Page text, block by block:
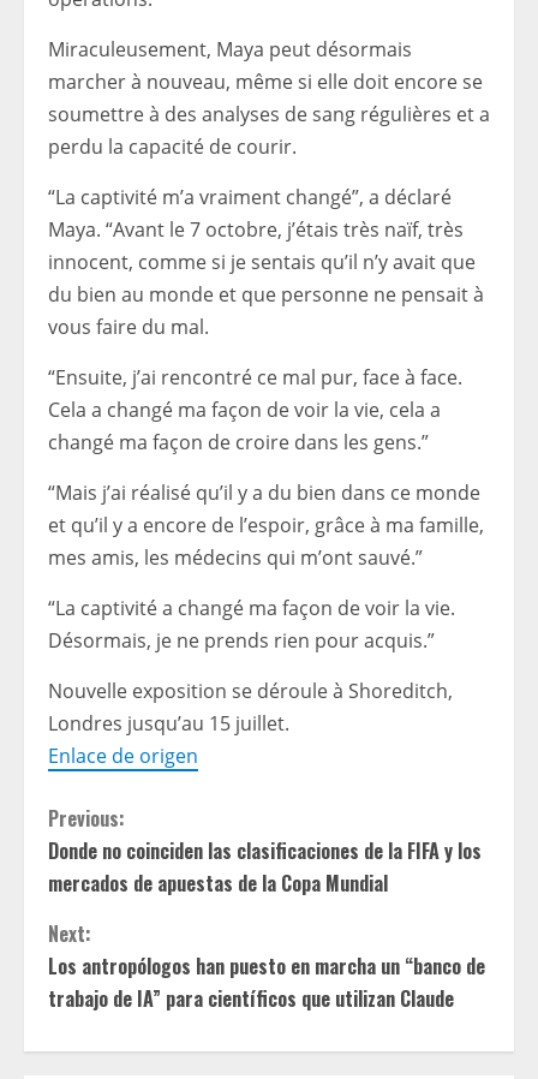
Miraculeusement, Maya peut désormais
marcher à nouveau, même si elle doit encore se
soumettre à des analyses de sang régulières et a
perdu la capacité de courir.
“La captivité m’a vraiment changé”, a déclaré
Maya. “Avant le 7 octobre, j’étais très naïf, très
innocent, comme si je sentais qu’il n’y avait que
du bien au monde et que personne ne pensait à
vous faire du mal.
“Ensuite, j’ai rencontré ce mal pur, face à face.
Cela a changé ma façon de voir la vie, cela a
changé ma façon de croire dans les gens.”
“Mais j’ai réalisé qu’il y a du bien dans ce monde
et qu’il y a encore de l’espoir, grâce à ma famille,
mes amis, les médecins qui m’ont sauvé.”
“La captivité a changé ma façon de voir la vie.
Désormais, je ne prends rien pour acquis.”
Nouvelle exposition se déroule à Shoreditch,
Londres jusqu’au 15 juillet.
Enlace de origen
C
o
n
t
Previous:
Donde no coinciden las clasificaciones de la FIFA y los
mercados de apuestas de la Copa Mundial
Next:
Los antropólogos han puesto en marcha un “banco de
trabajo de IA” para científicos que utilizan Claude